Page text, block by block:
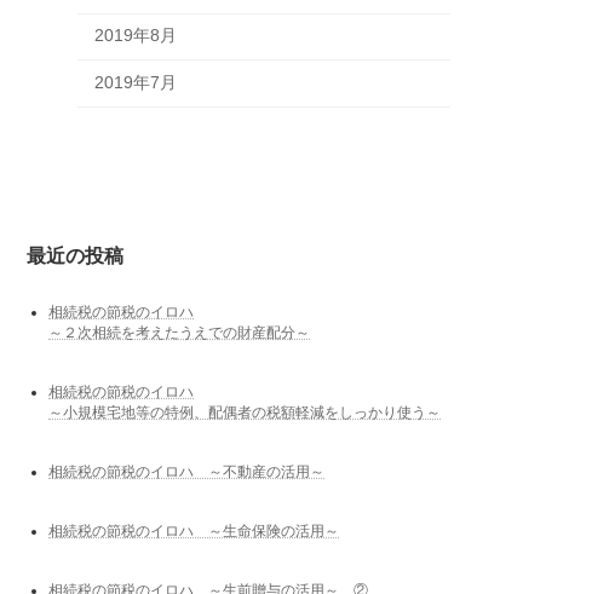
2019年8月
2019年7月
最近の投稿
相続税の節税のイロハ
～２次相続を考えたうえでの財産配分～
相続税の節税のイロハ
～小規模宅地等の特例、配偶者の税額軽減をしっかり使う～
相続税の節税のイロハ ～不動産の活用～
相続税の節税のイロハ ～生命保険の活用～
相続税の節税のイロハ ～生前贈与の活用～ ②